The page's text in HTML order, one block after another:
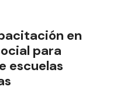
en
para
escuelas